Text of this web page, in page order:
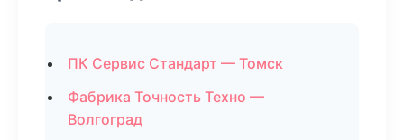
ПК Сервис Стандарт — Томск
Фабрика Точность Техно —
Волгоград